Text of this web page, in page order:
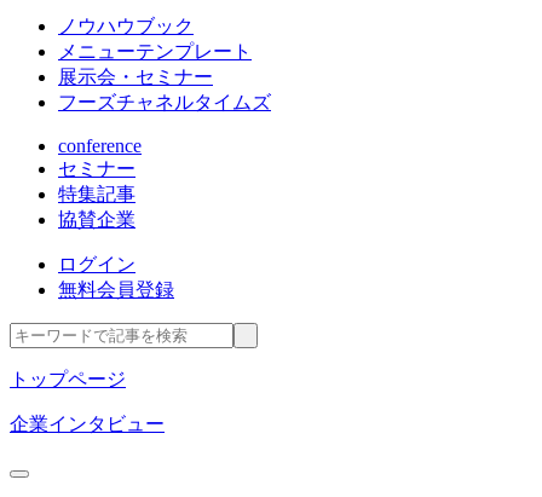
ノウハウブック
メニューテンプレート
展示会・セミナー
フーズチャネルタイムズ
conference
セミナー
特集記事
協賛企業
ログイン
無料会員登録
トップページ
企業インタビュー